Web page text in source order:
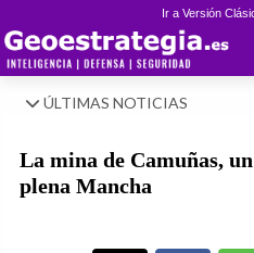
Ir a Versión
ÚLTIMAS NOTICIAS
La mina de Camuñas,
plena Mancha